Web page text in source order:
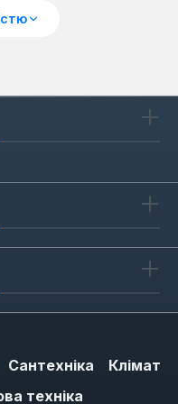
для
типу двигуна та
тримери)
температурою
і
свічках. Для
стійкість до
Сантехніка
Клімат
техніка